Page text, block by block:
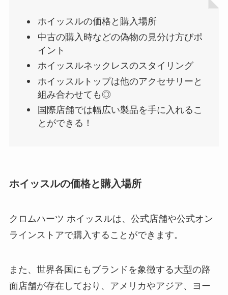
ホイッスルの価格と購入場所
中古の購入時などの偽物の見分け方びポ
イント
ホイッスルネックレスのスタイリング
ホイッスルトップは他のアクセサリーと
組み合わせても◎
国際店舗では幅広い製品を手に入れるこ
とができる！
ホイッスルの価格と購入場所
クロムハーツ ホイッスルは、公式店舗や公式オン
ラインストアで購入することができます。
また、世界各国にもブランドを象徴する大型の路
面店舗が存在しており、アメリカやアジア、ヨー